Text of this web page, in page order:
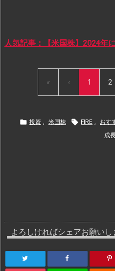
人気記事：【米国株】2024年
« ‹ 1 2
 投資 米国株  FIRE おす
成
よろしければシェアお願いし